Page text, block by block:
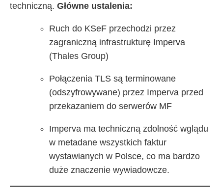
techniczną. Główne ustalenia:
Ruch do KSeF przechodzi przez
zagraniczną infrastrukturę Imperva
(Thales Group)
Połączenia TLS są terminowane
(odszyfrowywane) przez Imperva przed
przekazaniem do serwerów MF
Imperva ma techniczną zdolność wglądu
w metadane wszystkich faktur
wystawianych w Polsce, co ma bardzo
duże znaczenie wywiadowcze.